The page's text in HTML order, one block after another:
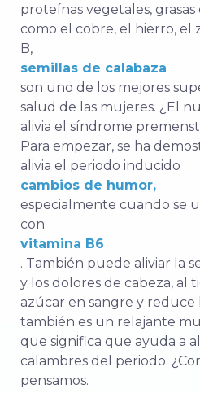
proteínas vegetales,
como el cobre, el hierro, el
B,
semillas de calabaza
son uno de los mejores
salud de las mujeres. ¿El
alivia el síndrome
Para empezar, se ha
alivia el periodo inducido
cambios de humor,
especialmente cuando se
con
vitamina B6
. También puede aliviar la
y los dolores de cabeza, al
azúcar en sangre y reduce
también es un relajante
que significa que ayuda a
calambres del periodo.
pensamos.